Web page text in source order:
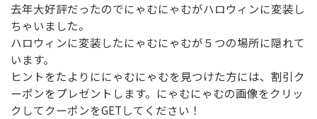
去年大好評だったのでにゃむにゃむがハロウィンに変装し
ちゃいました。
ハロウィンに変装したにゃむにゃむが５つの場所に隠れて
います。
ヒントをたよりににゃむにゃむを見つけた方には、割引ク
ーポンをプレゼントします。にゃむにゃむの画像をクリッ
クしてクーポンをGETしてください！